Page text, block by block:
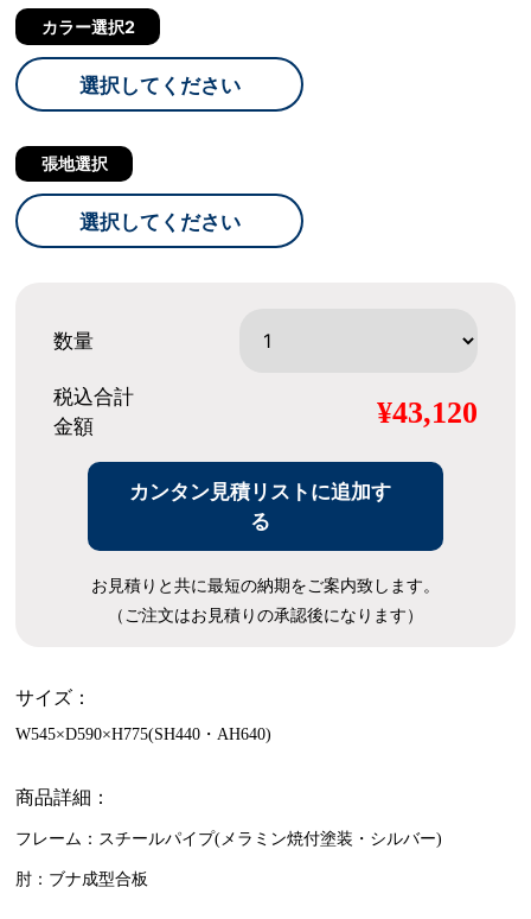
カラー選択2
選択してください
張地選択
選択してください
数量
税込合計
金額
¥43,120
カンタン見積リストに追加す
る
お見積りと共に最短の納期をご案内致します。
（ご注文はお見積りの承認後になります）
サイズ：
W545×D590×H775(SH440・AH640)
商品詳細：
フレーム：スチールパイプ(メラミン焼付塗装・シルバー)
肘：ブナ成型合板